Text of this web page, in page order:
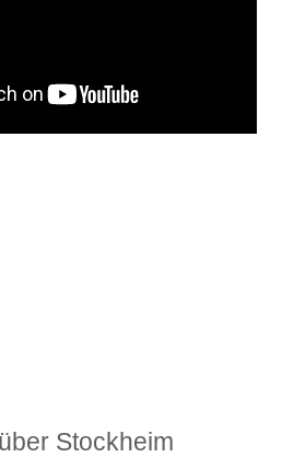
Stockheim